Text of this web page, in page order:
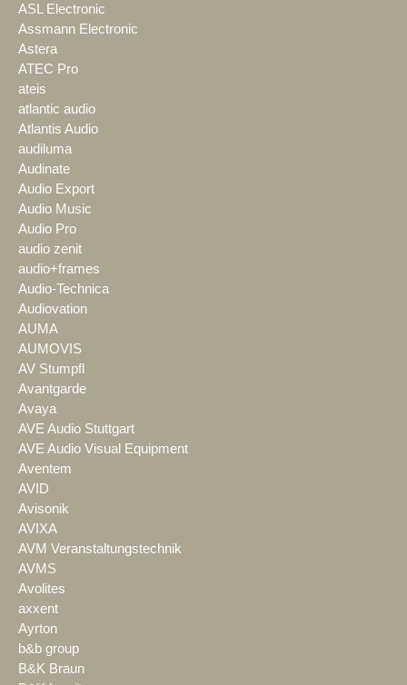
ASL Electronic
Assmann Electronic
Astera
ATEC Pro
ateis
atlantic audio
Atlantis Audio
audiluma
Audinate
Audio Export
Audio Music
Audio Pro
audio zenit
audio+frames
Audio-Technica
Audiovation
AUMA
AUMOVIS
AV Stumpfl
Avantgarde
Avaya
AVE Audio Stuttgart
AVE Audio Visual Equipment
Aventem
AVID
Avisonik
AVIXA
AVM Veranstaltungstechnik
AVMS
Avolites
axxent
Ayrton
b&b group
B&K Braun